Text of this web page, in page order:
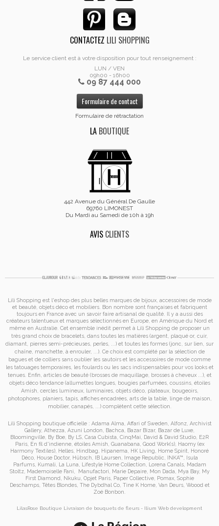
CONTACTEZ LILI SHOPPING
Le service client est à votre disposition pour tout renseignement :
LUN / VEN
09h00 - 16h00
09 87 444 000
Formulaire de contact
Formulaire de rétractation
LA BOUTIQUE
442 Avenue du Général De Gaulle
69760 LIMONEST
Du Mardi au Samedi de 10h à 19h
AVIS CLIENTS
Lili Shopping est l'eshop des plus belles marques de bijoux, accessoires de mode
et beauté, objets déco et mobiliers. Bon nombre sont françaises et fabriquent
toujours en France avec un savoir faire artisanal de qualité. Il y a aussi des
créateurs talentueux et marques sélectionnés en Europe, en Amérique du Nord et
même en Australie. Cet ensemble inédit permet à Lili Shopping de proposer un
très grand choix de bracelets , dans toutes les matières (argent, plaqué or, cuir,
diamant, pierres semi-précieuses, perles, ...) et toutes les formes (jonc, sur lien, sur
chaîne, manchette, à enrouler, ...). Ce choix est complété par la sélection de
bagues et de colliers sans oublier les sautoirs et les accessoires de mode comme
les tatouages temporaires, les foulards ou les sacs indispensables pour vos looks et
tenues. Enfin, articles de beauté (brosses de maquillage, brosses à cheveux ...), et
objets déco tendance (allumettes longues, bougies parfumées, coussins, étoiles
Amish , cercles lumineux, luminaires, objets déco, plateaux, bougeoirs,
photophores, planiers, tapis, affiches encadrées, arts de la table, linge de maison,
mobilier, canapés, ...) complètent cette sélection.
Lili Shopping boutique officielle : Adama Alma Affari of Sweden Alfonz, Archivist
Gallery, Athezza Azuni London Bachca Bazar Bizar, Bazar de Luxe
Bloomingville By Boe By LS Casa Cubista CinqMai David & David Studio E2R
Paris, En fil d'indienne, étoiles Amish Guanabana Good Work(s), Haomy (ex
Harmony Textiles), Helles Hindbag Hipanema HK Living Home Spirit
Honoré
Déco, House Doctor, Hübsch IB Laursen Image Republic INKA™
Isula
Parfums, Kumali La Luna Lifestyle Home Collection Lorena Canals, Madam
Stoltz, Mademoiselle Fani Manufactori Marie Depaire, Mon Dada Mya Bay, My
First Diamond
Nkuku Opjet Paris, Paper Collective, Pomax, Sophie
Deschamps, Têtes Blondes, The Dybdhal Co, Tine K Home, Van Deurs, Woood et
Zoé Bonbon
LilasRose Boutique Livraison de bouquets de fleurs - Ilium Web development